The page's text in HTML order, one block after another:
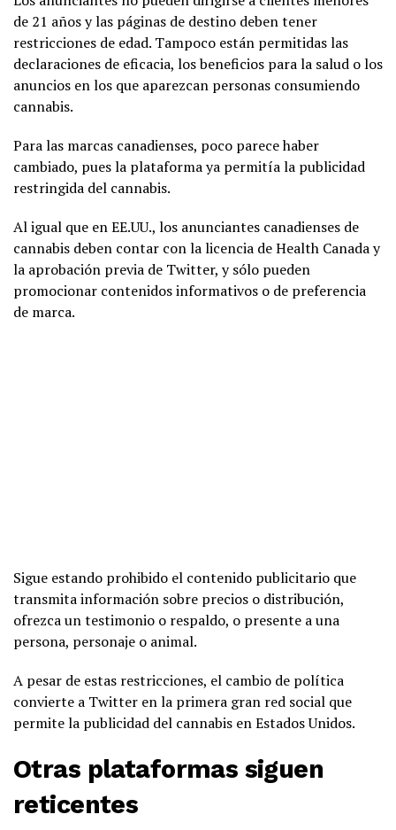
de 21 años y las páginas de destino deben tener
restricciones de edad. Tampoco están permitidas las
declaraciones de eficacia, los beneficios para la salud o los
anuncios en los que aparezcan personas consumiendo
cannabis.
Para las marcas canadienses, poco parece haber
cambiado, pues la plataforma ya permitía la publicidad
restringida del cannabis.
Al igual que en EE.UU., los anunciantes canadienses de
cannabis deben contar con la licencia de Health Canada y
la aprobación previa de Twitter, y sólo pueden
promocionar contenidos informativos o de preferencia
de marca.
Sigue estando prohibido el contenido publicitario que
transmita información sobre precios o distribución,
ofrezca un testimonio o respaldo, o presente a una
persona, personaje o animal.
A pesar de estas restricciones, el cambio de política
convierte a Twitter en la primera gran red social que
permite la publicidad del cannabis en Estados Unidos.
Otras plataformas siguen
reticentes